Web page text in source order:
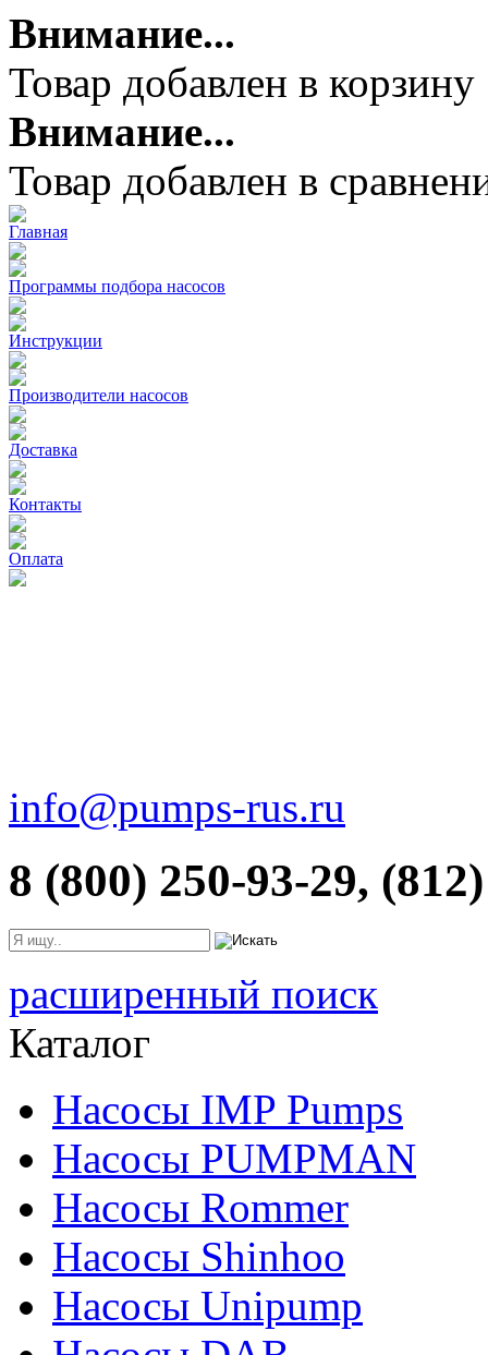
Внимание...
Товар добавлен в корзину
Внимание...
Товар добавлен в
Главная
Программы подбора насосов
Инструкции
Производители насосов
Доставка
Контакты
Оплата
info@pumps-rus.ru
8 (800) 250-93-29,
расширенный поиск
Каталог
Насосы IMP Pumps
Насосы PUMPMAN
Насосы Rommer
Насосы Shinhoo
Насосы Unipump